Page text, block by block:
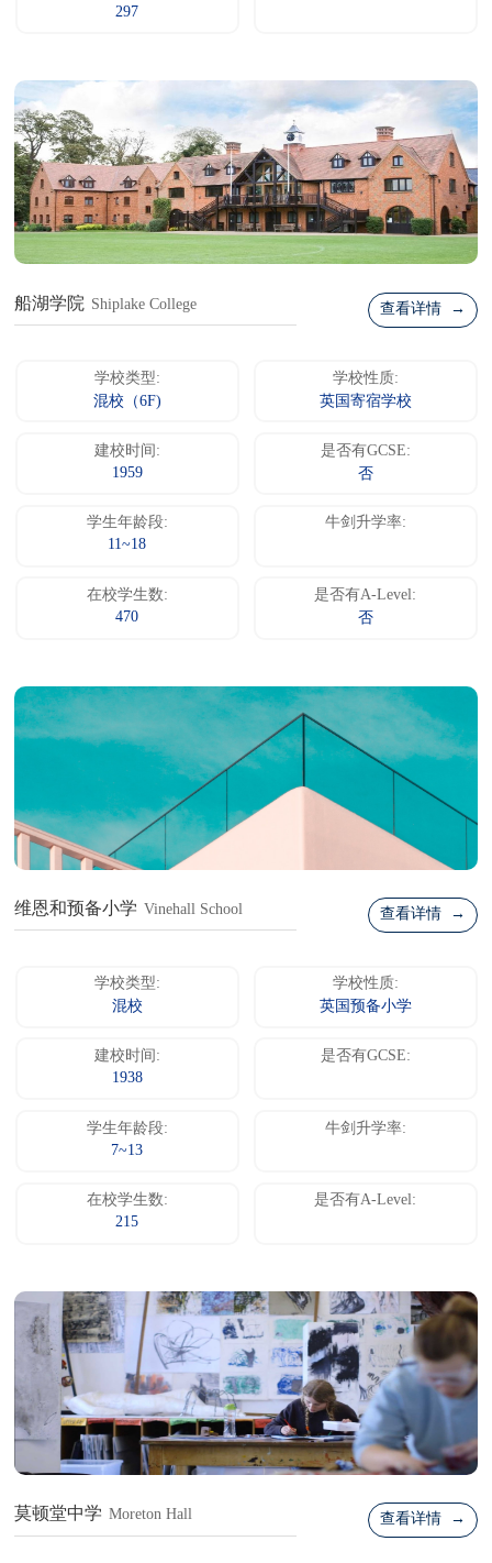
297
船湖学院 Shiplake College 查看详情 →
学校类型:
混校（6F)
学校性质:
英国寄宿学校
建校时间:
1959
是否有GCSE:
否
学生年龄段:
11~18
牛剑升学率:
在校学生数:
470
是否有A-Level:
否
维恩和预备小学 Vinehall School 查看详情 →
学校类型:
混校
学校性质:
英国预备小学
建校时间:
1938
是否有GCSE:
学生年龄段:
7~13
牛剑升学率:
在校学生数:
215
是否有A-Level:
莫顿堂中学 Moreton Hall 查看详情 →